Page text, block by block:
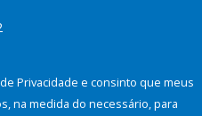
Privacidade e consinto que meus
na medida do necessário, para